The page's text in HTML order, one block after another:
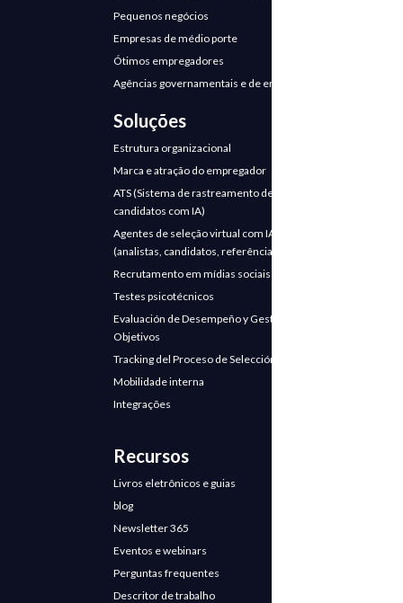
Pequenos negócios
Empresas de médio porte
Ótimos empregadores
Agências governamentais e de emprego
Soluções
Estrutura organizacional
Marca e atração do empregador
ATS (Sistema de rastreamento de
candidatos com IA)
Agentes de seleção virtual com IA
(analistas, candidatos, referências)
Recrutamento em mídias sociais
Testes psicotécnicos
Evaluación de Desempeño y Gestión de
Objetivos
Tracking del Proceso de Selección
Mobilidade interna
Integrações
Recursos
Livros eletrônicos e guias
blog
Newsletter 365
Eventos e webinars
Perguntas frequentes
Descritor de trabalho